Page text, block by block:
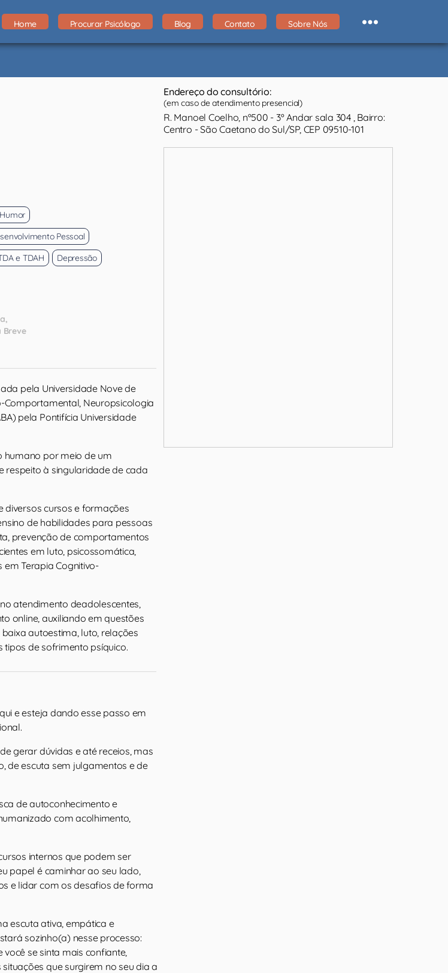
Home Procurar Psicólogo Blog Contato Sobre Nós
Pessoal
e TDAH Depressão
Breve
pela Universidade Nove de
Neuropsicologia
pela Pontifícia Universidade
humano por meio de um
respeito à singularidade de cada
diversos cursos e formações
de habilidades para pessoas
prevenção de comportamentos
em luto, psicossomática,
Terapia Cognitivo-
atendimento deadolescentes,
online, auxiliando em questões
autoestima, luto, relações
tipos de sofrimento psíquico.
e esteja dando esse passo em
gerar dúvidas e até receios, mas
de escuta sem julgamentos e de
de autoconhecimento e
com acolhimento,
internos que podem ser
papel é caminhar ao seu lado,
e lidar com os desafios de forma
escuta ativa, empática e
sozinho(a) nesse processo:
se sinta mais confiante,
que surgirem no seu dia a
Endereço do consultório:
(em caso de atendimento presencial)
R. Manoel Coelho, nº500 - 3º Andar sala 304 , Bairro:
Centro - São Caetano do Sul/SP, CEP 09510-101